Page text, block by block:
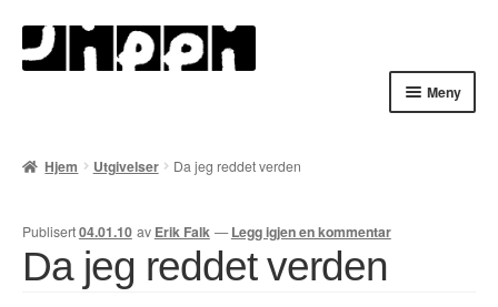
Hopp
til
Hopp
til
Meny
Handlekurv
Hjem Utgivelser Da jeg reddet verden
Publisert04.01.10 av Erik Falk —Legg igjen en kommentar
Da jeg reddet verden